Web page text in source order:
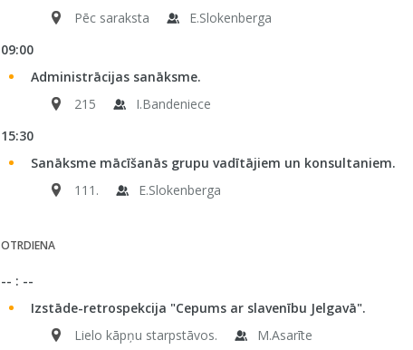
Pēc saraksta
E.Slokenberga
09:00
Administrācijas sanāksme.
215
I.Bandeniece
15:30
Sanāksme mācīšanās grupu vadītājiem un konsultaniem.
111.
E.Slokenberga
OTRDIENA
-- : --
Izstāde-retrospekcija "Cepums ar slavenību Jelgavā".
Lielo kāpņu starpstāvos.
M.Asarīte